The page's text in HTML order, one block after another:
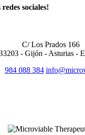
sociales!
C/ Los Prados 166
- Gijón - Asturias -
984 088 384